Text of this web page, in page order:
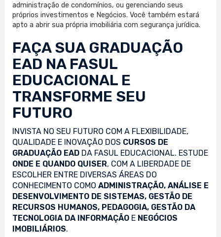
administração de condomínios, ou gerenciando seus
próprios investimentos e Negócios. Você também estará
apto a abrir sua própria imobiliária com segurança jurídica.
FAÇA SUA GRADUAÇÃO
EAD NA FASUL
EDUCACIONAL E
TRANSFORME SEU
FUTURO
INVISTA NO SEU FUTURO COM A FLEXIBILIDADE,
QUALIDADE E INOVAÇÃO DOS CURSOS DE
GRADUAÇÃO EAD DA FASUL EDUCACIONAL. ESTUDE
ONDE E QUANDO QUISER, COM A LIBERDADE DE
ESCOLHER ENTRE DIVERSAS ÁREAS DO
CONHECIMENTO COMO ADMINISTRAÇÃO, ANÁLISE E
DESENVOLVIMENTO DE SISTEMAS, GESTÃO DE
RECURSOS HUMANOS, PEDAGOGIA, GESTÃO DA
TECNOLOGIA DA INFORMAÇÃO E NEGÓCIOS
IMOBILIÁRIOS.